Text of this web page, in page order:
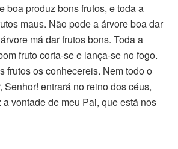
boa produz bons frutos, e toda a
maus. Não pode a árvore boa dar
má dar frutos bons. Toda a
fruto corta-se e lança-se no fogo.
frutos os conhecereis. Nem todo o
Senhor! entrará no reino dos céus,
vontade de meu Pai, que está nos